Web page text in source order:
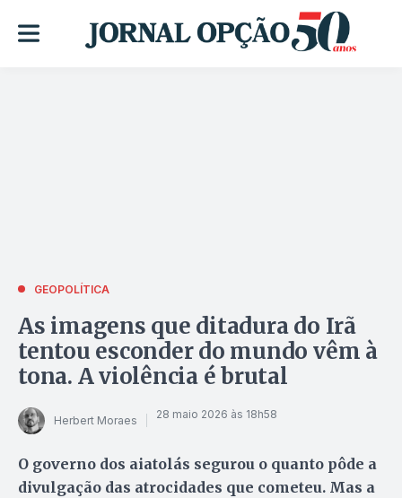
GEOPOLÍTICA
As imagens que ditadura do Irã
tentou esconder do mundo vêm à
tona. A violência é brutal
Herbert Moraes 28 maio 2026 às 18h58
O governo dos aiatolás segurou o quanto pôde a
divulgação das atrocidades que cometeu. Mas a